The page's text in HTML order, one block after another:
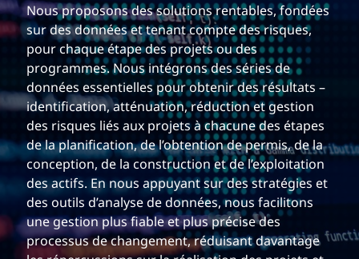
Nous proposons des solutions rentables, fondées
sur des données et tenant compte des risques,
pour chaque étape des projets ou des
programmes. Nous intégrons des séries de
données essentielles pour obtenir des résultats –
identification, atténuation, réduction et gestion
des risques liés aux projets à chacune des étapes
de la planification, de l’obtention de permis, de la
conception, de la construction et de l’exploitation
des actifs. En nous appuyant sur des stratégies et
des outils d’analyse de données, nous facilitons
une gestion plus fiable et plus précise des
processus de changement, réduisant davantage